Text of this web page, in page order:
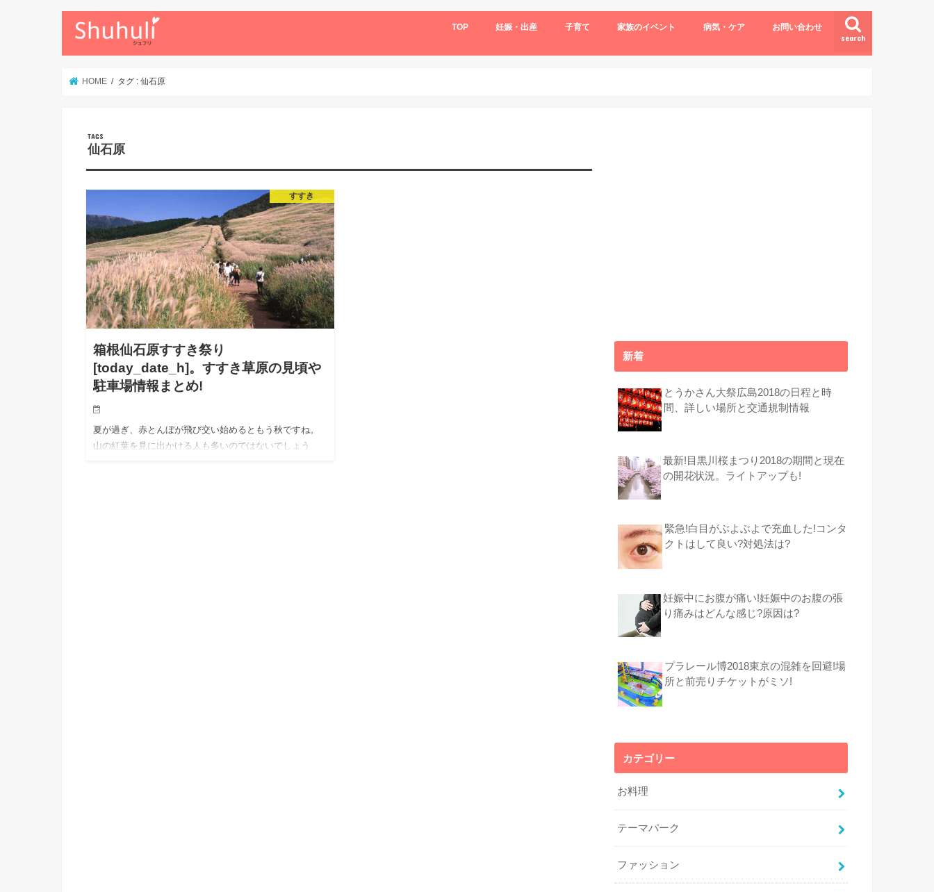
search
TOP 妊娠・出産 子育て 家族のイベント 病気・ケア お問い合わせ
HOME タグ : 仙石原
仙石原
すすき
箱根仙石原すすき祭り
[today_date_h]。すすき草原の見頃や
駐車場情報まとめ!
夏が過ぎ、赤とんぼが飛び交い始めるともう秋ですね。
山の紅葉を見に出かける人も多いのではないでしょう
新着
とうかさん大祭広島2018の日程と時
間、詳しい場所と交通規制情報
最新!目黒川桜まつり2018の期間と現在
の開花状況。ライトアップも!
緊急!白目がぶよぶよで充血した!コンタ
クトはして良い?対処法は?
妊娠中にお腹が痛い!妊娠中のお腹の張
り痛みはどんな感じ?原因は?
プラレール博2018東京の混雑を回避!場
所と前売りチケットがミソ!
カテゴリー
お料理
テーマパーク
ファッション